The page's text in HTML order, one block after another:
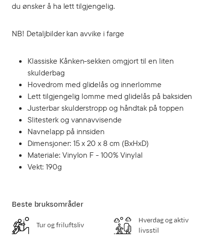
du ønsker å ha lett tilgjengelig.
NB! Detaljbilder kan avvike i farge
Klassiske Kånken-sekken omgjort til en liten
skulderbag
Hovedrom med glidelås og innerlomme
Lett tilgjengelig lomme med glidelås på baksiden
Justerbar skulderstropp og håndtak på toppen
Slitesterk og vannavvisende
Navnelapp på innsiden
Dimensjoner: 15 x 20 x 8 cm (BxHxD)
Materiale: Vinylon F - 100% Vinylal
Vekt: 190g
Beste bruksområder
Tur og friluftsliv
Hverdag og aktiv
livsstil